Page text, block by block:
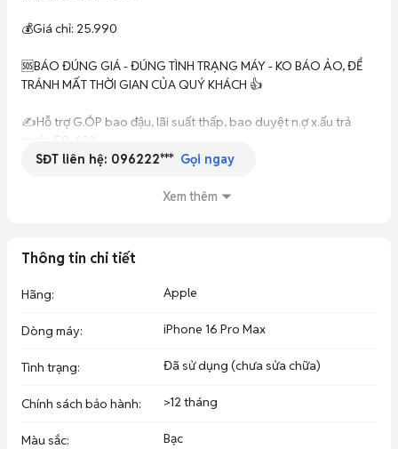
💰Giá chỉ: 25.990
🆘BÁO ĐÚNG GIÁ - ĐÚNG TÌNH TRẠNG MÁY - KO BÁO ẢO, ĐỂ
TRÁNH MẤT THỜI GIAN CỦA QUÝ KHÁCH 👍
✍️Hỗ trợ G.ÓP bao đậu, lãi suất thấp, bao duyệt n.ợ x.ấu trả
trước 50-60%
🎁Tặng đầy đủ phụ kiện sạc nhanh 20w, cường lực, ốp
Thơ kế bên siêu thị GS25 chạy vô 200m tay phải )
SĐT liên hệ: 096222*** Gọi ngay
Xem thêm
Thông tin chi tiết
Hãng: Apple
Dòng máy: iPhone 16 Pro Max
Tình trạng: Đã sử dụng (chưa sửa chữa)
Chính sách bảo hành: >12 tháng
Màu sắc: Bạc